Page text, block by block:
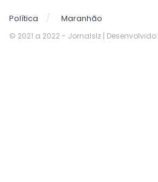
Política Maranhão
© 2021 a 2022 - Jornalslz | Desenvolvido: